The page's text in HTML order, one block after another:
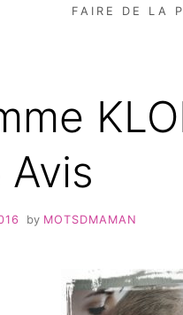
FAIRE DE LA
Avis
by MOTSDMAMAN